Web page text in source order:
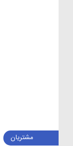
مشتریان